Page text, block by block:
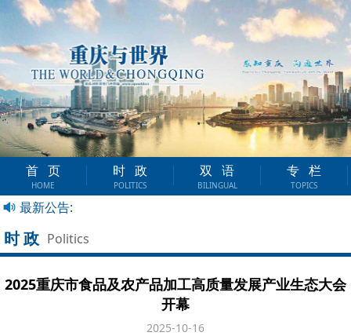
首页
HOME
时政
POLITICS
双语
BILINGUAL
专栏
TOPICS
最新公告:
时政 Politics
2025重庆市食品及农产品加工高质量发展产业生态大会
开幕
2025-10-16